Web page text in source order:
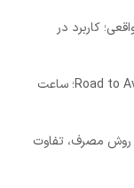
کاربرد در
سریال قصه‌های جزیره؛ داستان و بازیگران Road to Avonlea؛ ساعت
روش مصرف، تفاوت